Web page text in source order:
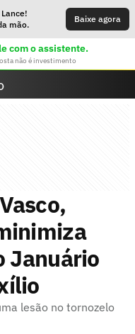
mão.
Baixe agora
com o assistente.
não é investimento
Januário
lesão no tornozelo